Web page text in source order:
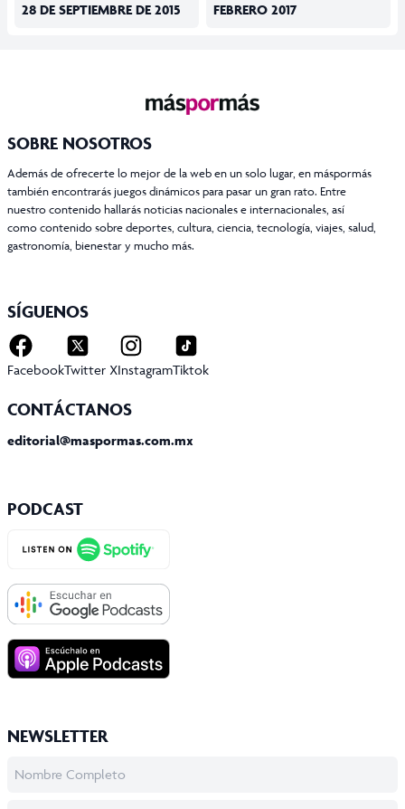
28 DE SEPTIEMBRE DE 2015
FEBRERO 2017
SOBRE NOSOTROS
Además de ofrecerte lo mejor de la web en un solo lugar, en máspormás
también encontrarás juegos dinámicos para pasar un gran rato. Entre
nuestro contenido hallarás noticias nacionales e internacionales, así
como contenido sobre deportes, cultura, ciencia, tecnología, viajes, salud,
gastronomía, bienestar y mucho más.
SÍGUENOS
FacebookTwitter XInstagramTiktok
CONTÁCTANOS
editorial@maspormas.com.mx
PODCAST
NEWSLETTER